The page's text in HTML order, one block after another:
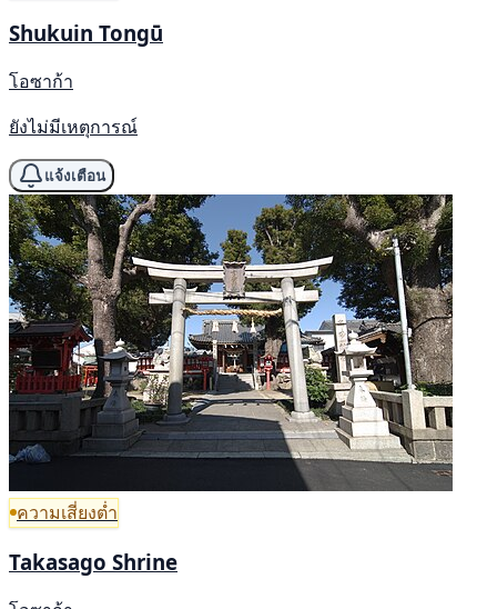
Shukuin Tongū
โอซาก้า
ยังไม่มีเหตุการณ์
แจ้งเตือน
ความเสี่ยงต่ำ
Takasago Shrine